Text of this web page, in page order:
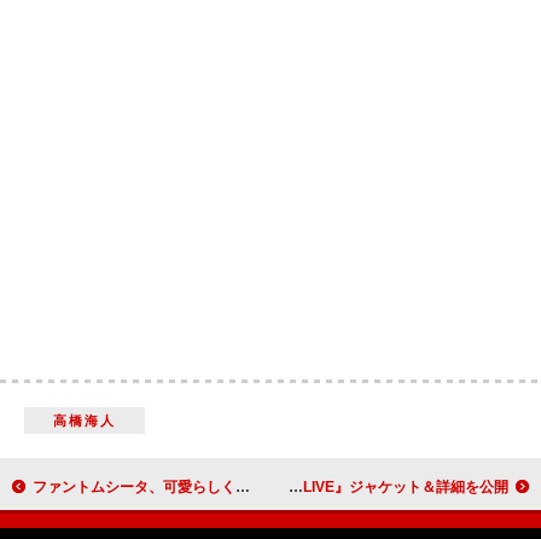
高橋海人
ファントムシータ、可愛らしく不気味な「botばっか」MV公開 STAYC、日本1stアルバム『STAY ALIVE』ジャケット＆詳細を公開